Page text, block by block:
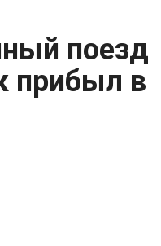
поезд
прибыл в